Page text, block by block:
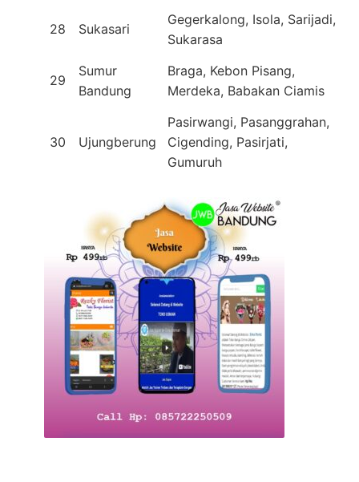
28 Sukasari
Gegerkalong, Isola, Sarijadi,
Sukarasa
29
Sumur
Bandung
Braga, Kebon Pisang,
Merdeka, Babakan Ciamis
30 Ujungberung
Pasirwangi, Pasanggrahan,
Cigending, Pasirjati,
Gumuruh